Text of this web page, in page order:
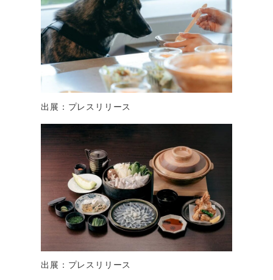
出展：プレスリリース
出展：プレスリリース